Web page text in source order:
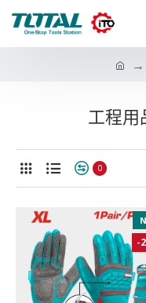
工程用
0
-